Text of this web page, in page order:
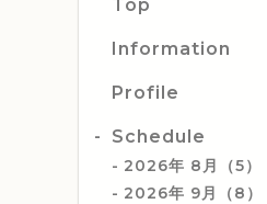
Top
Information
Profile
Schedule
2026年 8月（5）
2026年 9月（8）